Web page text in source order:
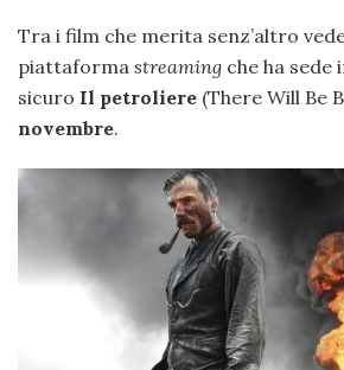
Tra i film che merita senz’altro
piattaforma streaming che ha sede
sicuro Il petroliere (There Will Be
novembre.